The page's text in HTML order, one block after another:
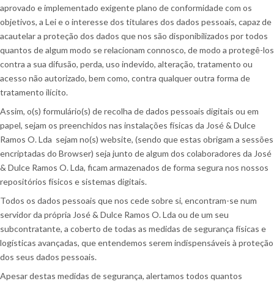
aprovado e implementado exigente plano de conformidade com os
objetivos, a Lei e o interesse dos titulares dos dados pessoais, capaz de
acautelar a proteção dos dados que nos são disponibilizados por todos
quantos de algum modo se relacionam connosco, de modo a protegê-los
contra a sua difusão, perda, uso indevido, alteração, tratamento ou
acesso não autorizado, bem como, contra qualquer outra forma de
tratamento ilícito.
Assim, o(s) formulário(s) de recolha de dados pessoais digitais ou em
papel, sejam os preenchidos nas instalações físicas da José & Dulce
Ramos O. Lda sejam no(s) website, (sendo que estas obrigam a sessões
encriptadas do Browser) seja junto de algum dos colaboradores da José
& Dulce Ramos O. Lda, ficam armazenados de forma segura nos nossos
repositórios físicos e sistemas digitais.
Todos os dados pessoais que nos cede sobre si, encontram-se num
servidor da própria José & Dulce Ramos O. Lda ou de um seu
subcontratante, a coberto de todas as medidas de segurança físicas e
logísticas avançadas, que entendemos serem indispensáveis à proteção
dos seus dados pessoais.
Apesar destas medidas de segurança, alertamos todos quantos